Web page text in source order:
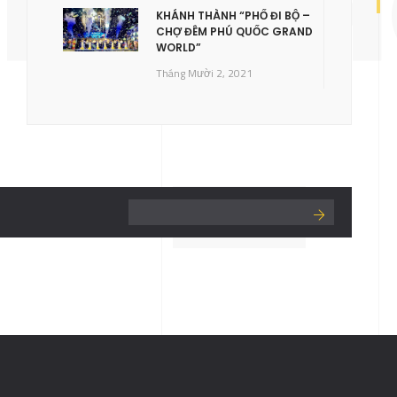
KHÁNH THÀNH “PHỐ ĐI BỘ –
CHỢ ĐÊM PHÚ QUỐC GRAND
WORLD”
Tháng Mười 2, 2021